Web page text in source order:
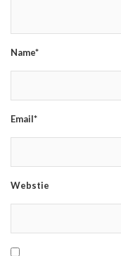
Name*
Email*
Webstie